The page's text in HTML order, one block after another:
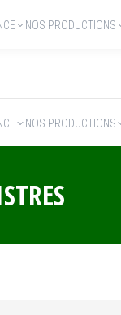
NOS PRODUCTIONS
NOS PRODUCTIONS